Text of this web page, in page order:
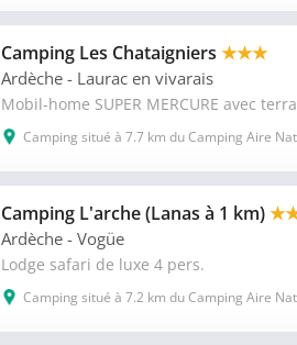
Camping Les Chataigniers ★★★
Ardèche - Laurac en vivarais
Mobil-home SUPER MERCURE avec
Camping situé à 7.7 km du Camping Aire
Camping L'arche (Lanas à 1 km)
Ardèche - Vogüe
Lodge safari de luxe 4 pers.
Camping situé à 7.2 km du Camping Aire